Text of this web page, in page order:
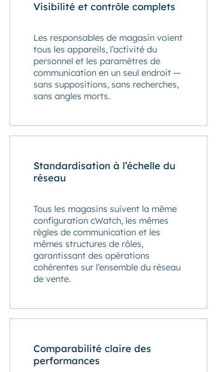
Visibilité et contrôle complets
Les responsables de magasin voient
tous les appareils, l’activité du
personnel et les paramètres de
communication en un seul endroit —
sans suppositions, sans recherches,
sans angles morts.
Standardisation à l’échelle du
réseau
Tous les magasins suivent la même
configuration cWatch, les mêmes
règles de communication et les
mêmes structures de rôles,
garantissant des opérations
cohérentes sur l’ensemble du réseau
de vente.
Comparabilité claire des
performances